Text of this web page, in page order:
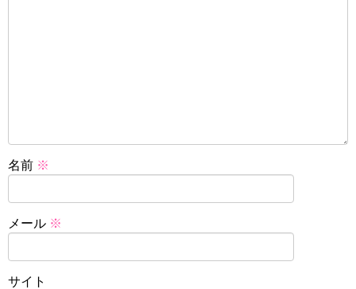
名前 ※
メール ※
サイト